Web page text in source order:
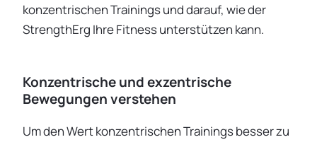
konzentrischen Trainings und darauf, wie der
StrengthErg Ihre Fitness unterstützen kann.
Konzentrische und exzentrische
Bewegungen verstehen
Um den Wert konzentrischen Trainings besser zu